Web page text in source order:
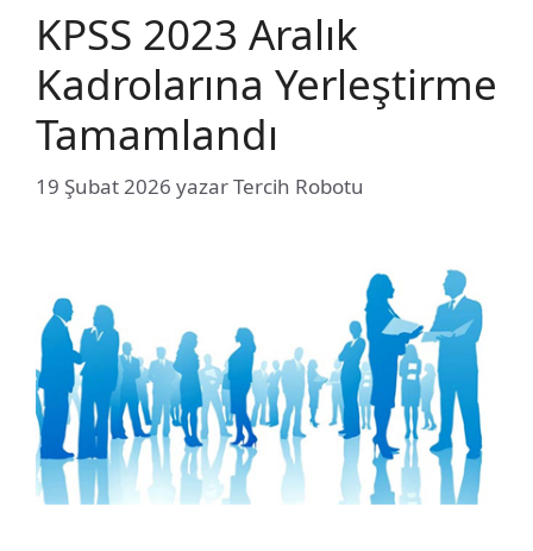
KPSS 2023 Aralık
Kadrolarına Yerleştirme
Tamamlandı
19 Şubat 2026 yazarTercih Robotu